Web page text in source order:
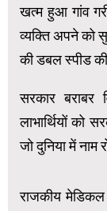
खत्म हुआ गांव
व्यक्ति अपने को
की डबल स्पीड की
सरकार बराबर
लाभार्थियों को
जो दुनिया में
राजकीय